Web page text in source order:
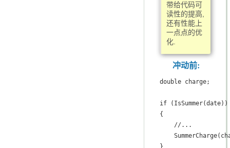
带给代码可
读性的提高,
还有性能上
一点点的优
化.
冲动前:
double charge;
if (IsSummer(date))
{
    //...
}